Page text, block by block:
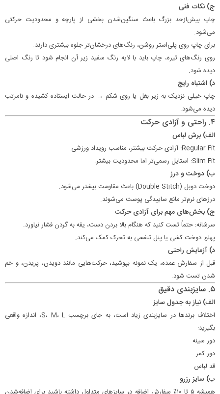
ج) نکات فنی
چاپ بیش‌ازحد بزرگ باعث سنگین‌شدن بخشی از پارچه و محدودیت حرکتی
می‌شود.
برای چاپ روی پلی‌استر روشن، رنگ‌های درخشان‌تر جلوه بیشتری دارند.
روی رنگ‌های تیره، چاپ باید با لایه رنگ سفید زیر آن انجام شود تا رنگ اصلی
دیده شود.
د) اشتباه رایج
چاپ خیلی نزدیک به زیر بغل یا روی شکم → در حالت ایستاده کشیده و نامرتب
دیده می‌شود.
۴. راحتی و آزادی حرکت
الف) برش لباس
Regular Fit: آزادی حرکت بیشتر، مناسب رویداد ورزشی.
Slim Fit: استایل رسمی‌تر اما محدودیت بیشتر.
ب) دوخت و درز
دوخت دوبل (Double Stitch) باعث مقاومت بیشتر می‌شود.
درزهای نرم‌تر مانع ساییدگی پوست می‌شوند.
ج) بخش‌های مهم برای آزادی حرکت
سرشانه: حتماً تست کنید که هنگام بالا بردن دست، یقه به گردن فشار نیاورد.
پهلو: دوخت کشی یا پنل تنفسی به تحرک کمک می‌کند.
د) آزمایش راحتی
قبل از سفارش عمده، یک نمونه بپوشید، حرکت‌هایی مانند دویدن، پریدن، و خم
شدن تست شود.
۵. سایزبندی دقیق
الف) نیاز به جدول سایز
اختلاف برندها در سایزبندی زیاد است، به جای برچسب S، M، L، اندازه واقعی
بگیرید:
دور سینه
دور کمر
قد لباس
ب) سایز رزرو